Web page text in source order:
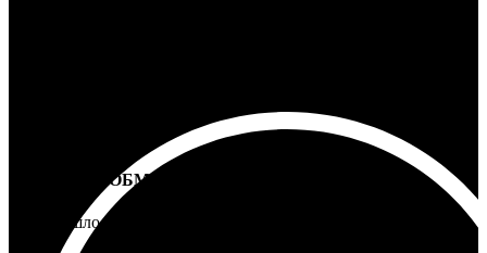
ВОЗВРАТ И ОБМЕН
Не подошло - вернем деньги